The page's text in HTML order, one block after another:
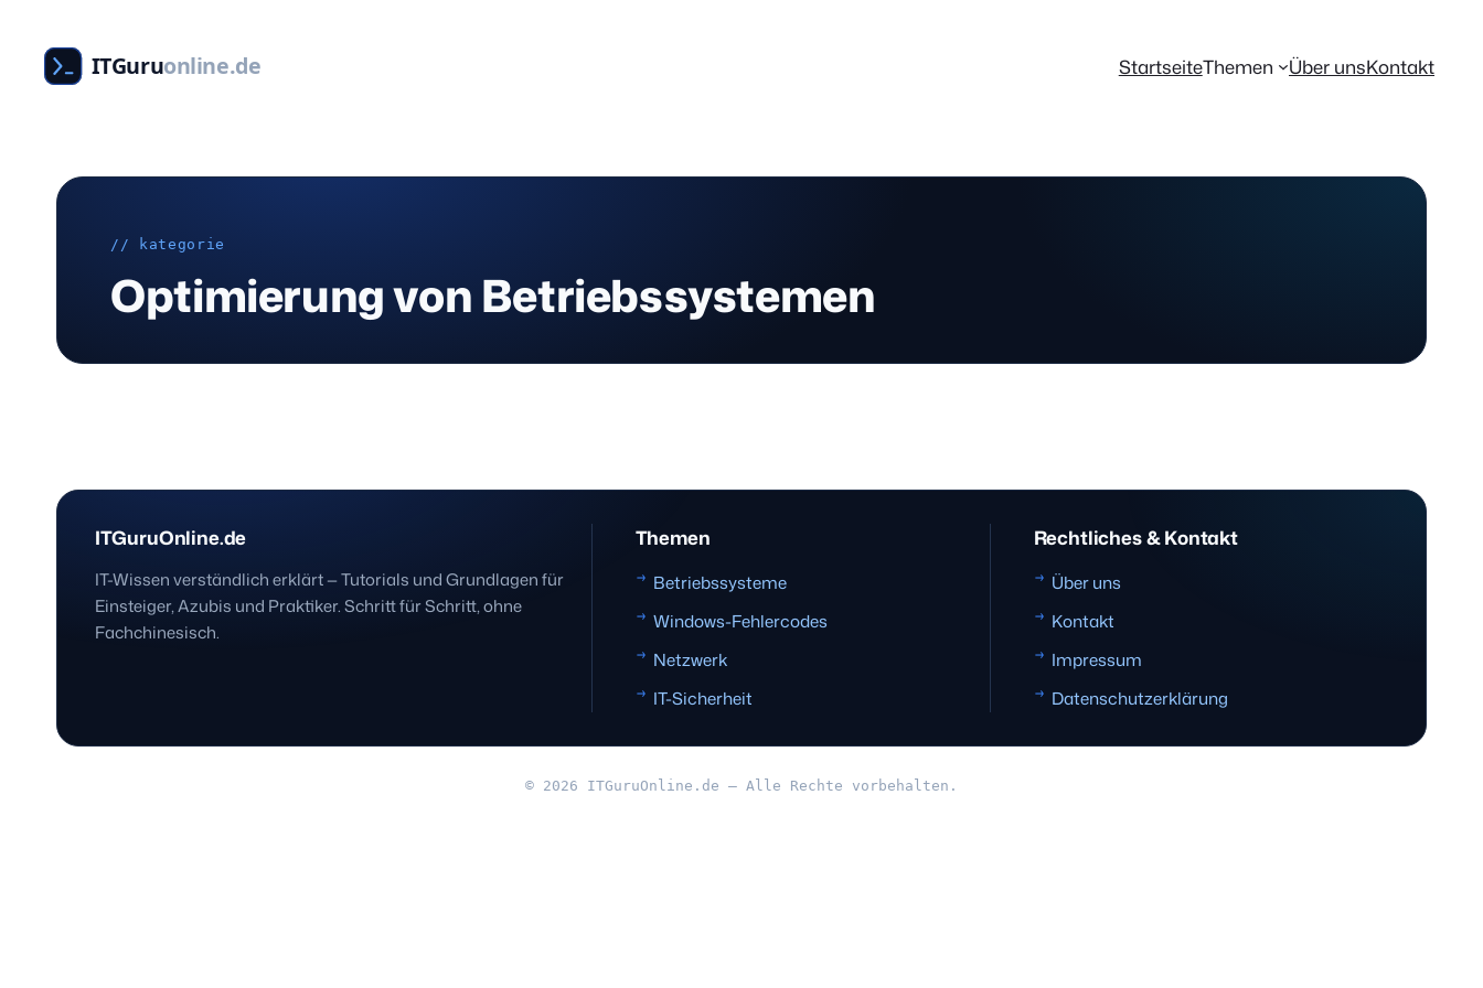
Inhalt
springen
ITGuruonline.de StartseiteThemen Über unsKontakt
// kategorie
Optimierung von Betriebssystemen
ITGuruOnline.de
IT-Wissen verständlich erklärt — Tutorials und Grundlagen für
Einsteiger, Azubis und Praktiker. Schritt für Schritt, ohne
Fachchinesisch.
Themen
Betriebssysteme
Windows-Fehlercodes
Netzwerk
IT-Sicherheit
Rechtliches & Kontakt
Über uns
Kontakt
Impressum
Datenschutzerklärung
© 2026 ITGuruOnline.de — Alle Rechte vorbehalten.